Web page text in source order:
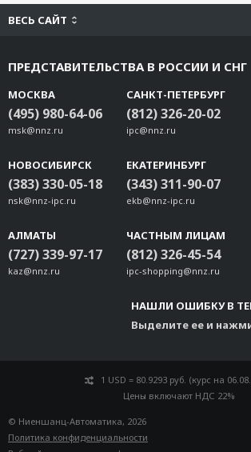
ВЕСЬ САЙТ
ПРЕДСТАВИТЕЛЬСТВА В РОССИИ И СНГ
МОСКВА
(495) 980-64-06
msk@nnz.ru
САНКТ-ПЕТЕРБУРГ
(812) 326-20-02
ipc@nnz.ru
НОВОСИБИРСК
(383) 330-05-18
nsk@nnz-ipc.ru
ЕКАТЕРИНБУРГ
(343) 311-90-07
ekb@nnz-ipc.ru
АЛМАТЫ
(727) 339-97-17
kaz@nnz.ru
ЧАСТНЫМ ЛИЦАМ
(812) 326-45-54
ipc-shopping@nnz.ru
НАШЛИ ОШИБКУ В
Выделите ее и
1 USD = 80.9293 руб. (курс на
Цены включают НДС 22%
© Ниеншанц-Автоматика, 2026
Политика конфиденциальности